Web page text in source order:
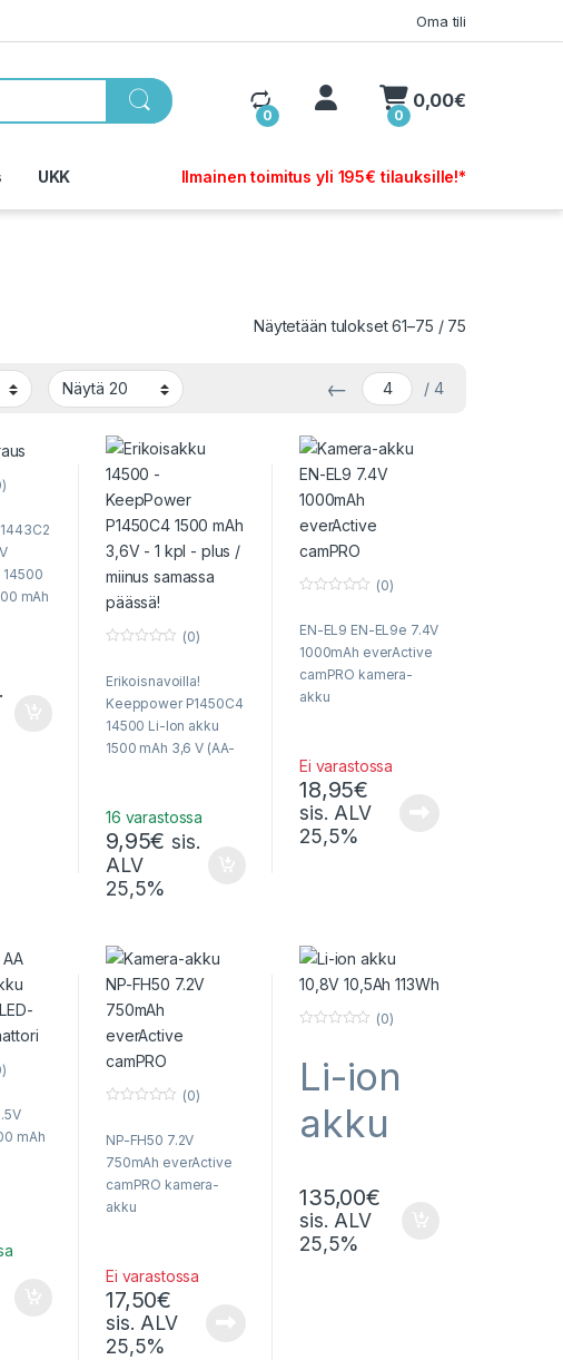
Oma tili
0
My Account
0
0,00€
UKK Ilmainen toimitus yli 195€ tilauksille!*
Näytetään tulokset 61–75 / 75
← / 4
14500
mAh
mm.
u
o
f
(0)
Erikoisnavoilla!
Keeppower P1450C4
14500 Li-Ion akku
1500 mAh 3,6 V (AA-
varmatoiminen AA-
kokoinen (14500)
litiumioniakku
suojapiirillä button-
top – Nopea toimitus!
16 varastossa
9,95€ sis.
ALV
25,5%
u
o
f
(0)
EN-EL9 EN-EL9e 7.4V
1000mAh everActive
camPRO kamera-
akku
Ei varastossa
18,95€
sis. ALV
25,5%
mAh
u
o
f
(0)
NP-FH50 7.2V
750mAh everActive
camPRO kamera-
akku
Ei varastossa
17,50€
sis. ALV
25,5%
u
o
5
(0)
Li-ion
akku
10,5Ah
113Wh
135,00€
sis. ALV
25,5%